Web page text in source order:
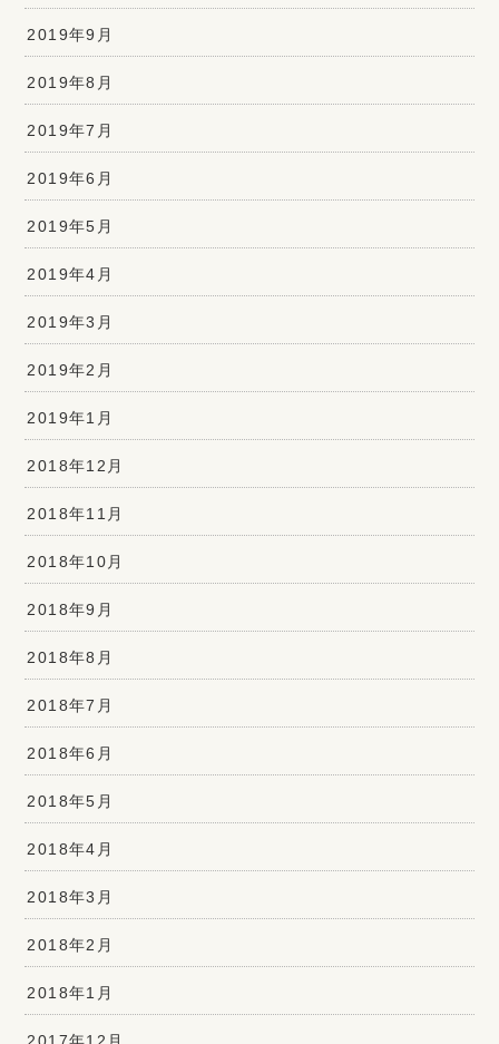
2019年9月
2019年8月
2019年7月
2019年6月
2019年5月
2019年4月
2019年3月
2019年2月
2019年1月
2018年12月
2018年11月
2018年10月
2018年9月
2018年8月
2018年7月
2018年6月
2018年5月
2018年4月
2018年3月
2018年2月
2018年1月